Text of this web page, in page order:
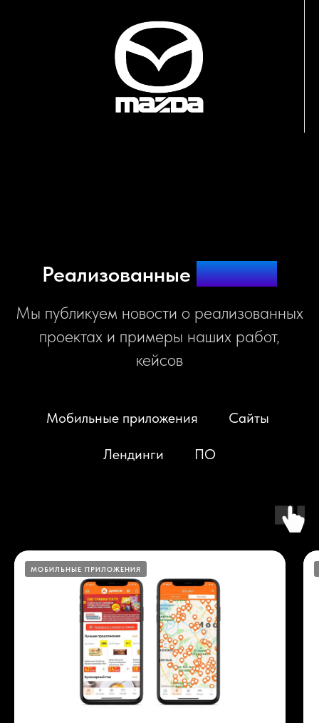
Реализованные проекты
Мы публикуем новости о реализованных
проектах и примеры наших работ,
кейсов
Мобильные приложения Сайты
Лендинги ПО
МОБИЛЬНЫЕ ПРИЛОЖЕНИЯ